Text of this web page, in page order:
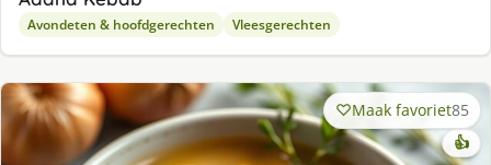
Avondeten & hoofdgerechten Vleesgerechten
Maak favoriet85
👍